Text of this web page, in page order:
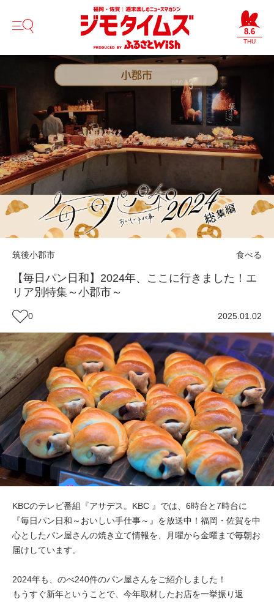
8.6
THU
筑後小郡市 食べる
【毎日パン日和】2024年、ここに行きました！エ
リア別特集～小郡市～
0 2025.01.02
KBCのテレビ番組『アサデス。KBC 』では、6時台と7時台に
『毎日パン日和～おいしい手仕事～』を放送中！福岡・佐賀を中
心としたパン屋さんの焼き立て情報を、月曜から金曜まで毎朝お
届けしています。
2024年も、のべ240件のパン屋さんをご紹介しました！
もうすぐ新年ということで、今年取材したお店を一挙振り返